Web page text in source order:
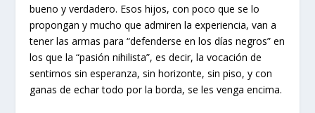
bueno y verdadero. Esos hijos, con poco que se lo
propongan y mucho que admiren la experiencia, van a
tener las armas para “defenderse en los días negros” en
los que la “pasión nihilista”, es decir, la vocación de
sentirnos sin esperanza, sin horizonte, sin piso, y con
ganas de echar todo por la borda, se les venga encima.